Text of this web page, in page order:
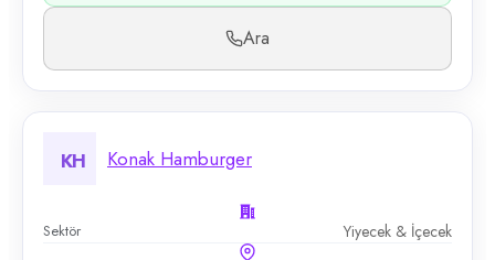
Ara
KH Konak Hamburger
Sektör Yiyecek & İçecek